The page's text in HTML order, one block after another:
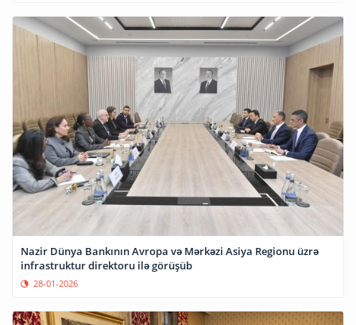
Nazir Dünya Bankının Avropa və Mərkəzi Asiya Regionu üzrə
infrastruktur direktoru ilə görüşüb
28-01-2026